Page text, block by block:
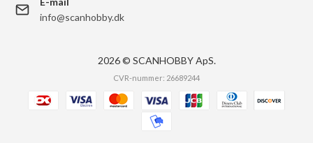
info@scanhobby.dk
2026 © SCANHOBBY ApS.
CVR-nummer: 26689244